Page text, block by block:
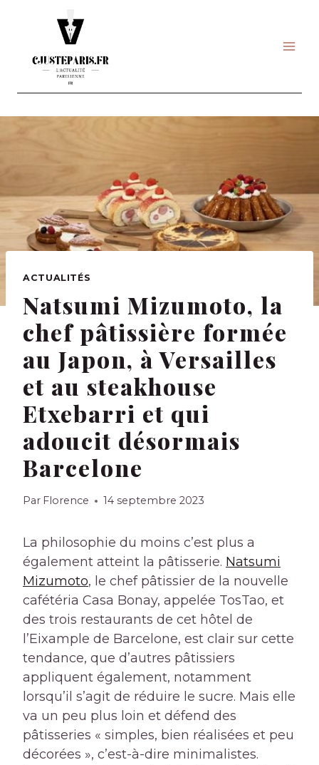
ACTUALITÉS
Natsumi Mizumoto, la
chef pâtissière formée
au Japon, à Versailles
et au steakhouse
Etxebarri et qui
adoucit désormais
Barcelone
Par Florence 14 septembre 2023
La philosophie du moins c’est plus a
également atteint la pâtisserie. Natsumi
Mizumoto, le chef pâtissier de la nouvelle
cafétéria Casa Bonay, appelée TosTao, et
des trois restaurants de cet hôtel de
l’Eixample de Barcelone, est clair sur cette
tendance, que d’autres pâtissiers
appliquent également, notamment
lorsqu’il s’agit de réduire le sucre. Mais elle
va un peu plus loin et défend des
pâtisseries « simples, bien réalisées et peu
décorées », c’est-à-dire minimalistes.